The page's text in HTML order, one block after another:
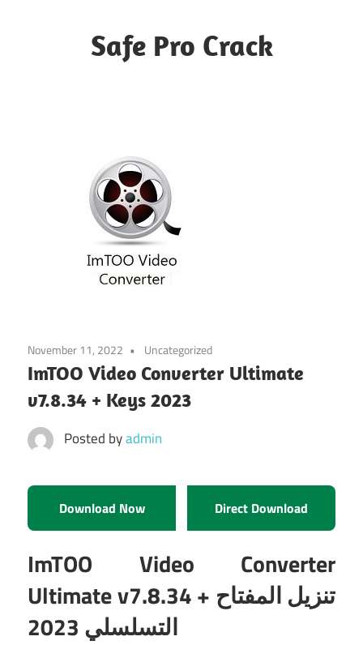
Safe Pro Crack
November 11, 2022 Uncategorized
ImTOO Video Converter Ultimate
v7.8.34 + Keys 2023
Posted byadmin
Download Now Direct Download
ImTOO Video Converter
Ultimate v7.8.34 + تنزيل المفتاح
التسلسلي 2023